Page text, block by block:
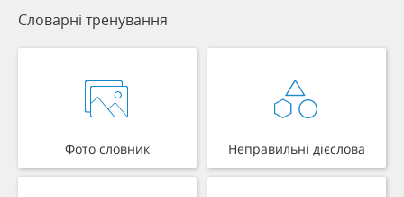
Словарні тренування
Фото словник Неправильні дієслова